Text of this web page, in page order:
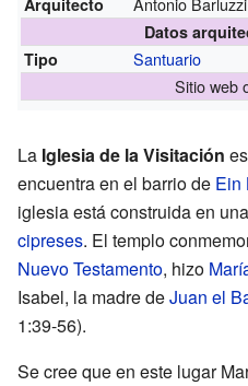
Arquitecto
Datos
Tipo
Santuario
Sitio web
La Iglesia de la Visitación
encuentra en el barrio de Ein
iglesia está construida en
cipreses. El templo
Nuevo Testamento, hizo
Isabel, la madre deJuan el
1:39-56).
Se cree que en este lugar